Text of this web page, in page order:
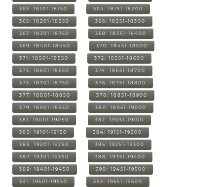
363: 18101-18150 364: 18151-18200
365: 18201-18250 366: 18251-18300
367: 18301-18350 368: 18351-18400
369: 18401-18450 370: 18451-18500
371: 18501-18550 372: 18551-18600
373: 18601-18650 374: 18651-18700
375: 18701-18750 376: 18751-18800
377: 18801-18850 378: 18851-18900
379: 18901-18950 380: 18951-19000
381: 19001-19050 382: 19051-19100
383: 19101-19150 384: 19151-19200
385: 19201-19250 386: 19251-19300
387: 19301-19350 388: 19351-19400
389: 19401-19450 390: 19451-19500
391: 19501-19550 392: 19551-19600